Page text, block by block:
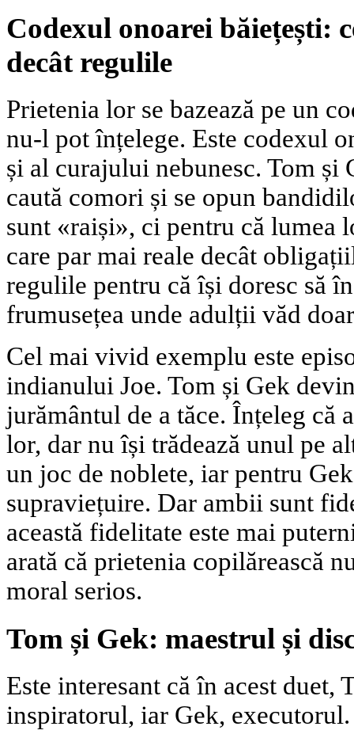
Codexul onoarei băiețești:
decât regulile
Prietenia lor se bazează pe un
nu-l pot înțelege. Este codexul
și al curajului nebunesc. Tom și
caută comori și se opun
sunt «raiși», ci pentru că lumea
care par mai reale decât
regulile pentru că își doresc să
frumusețea unde adulții văd
Cel mai vivid exemplu este
indianului Joe. Tom și Gek
jurământul de a tăce. Înțeleg că
lor, dar nu își trădează unul pe
un joc de noblete, iar pentru
supraviețuire. Dar ambii sunt
această fidelitate este mai
arată că prietenia copilărească
moral serios.
Tom și Gek: maestrul și
Este interesant că în acest duet,
inspiratorul, iar Gek,